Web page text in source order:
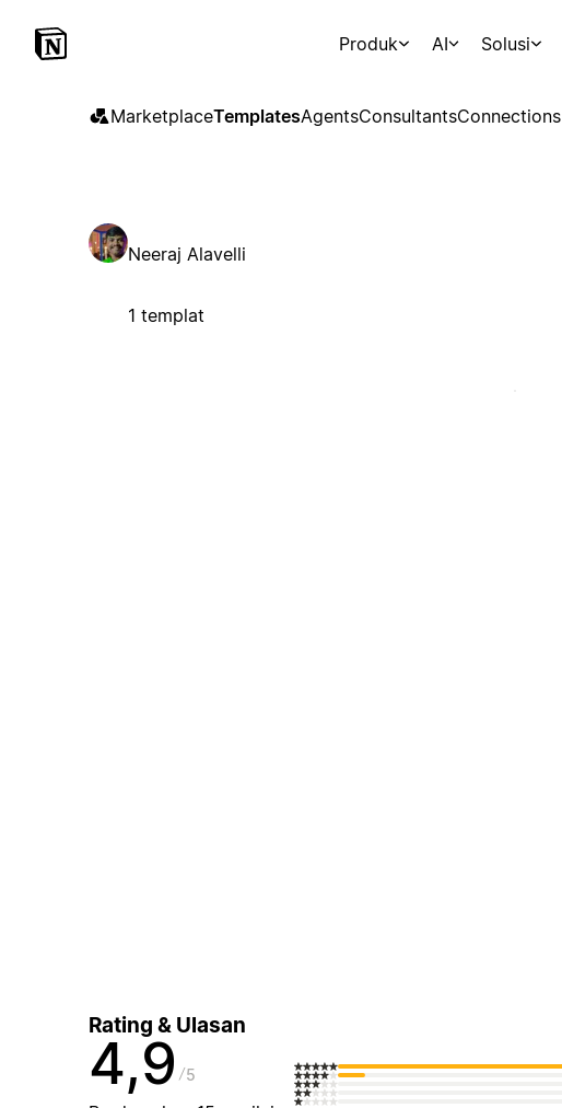
Produk AI Solusi
MarketplaceTemplatesAgentsConsultantsConnections
Neeraj Alavelli
1 templat
Rating & Ulasan
4,9 5